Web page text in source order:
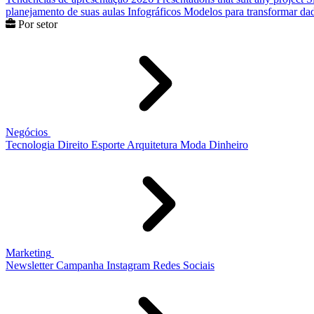
planejamento de suas aulas Infográficos Modelos para transformar
Por setor
Negócios
Tecnologia Direito Esporte Arquitetura Moda Dinheiro
Marketing
Newsletter Campanha Instagram Redes Sociais